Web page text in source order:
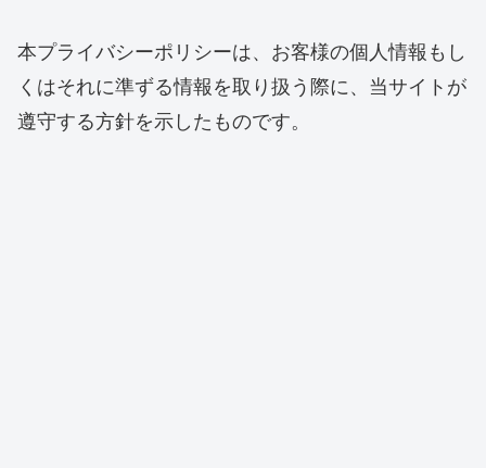
本プライバシーポリシーは、お客様の個人情報もし
くはそれに準ずる情報を取り扱う際に、当サイトが
遵守する方針を示したものです。